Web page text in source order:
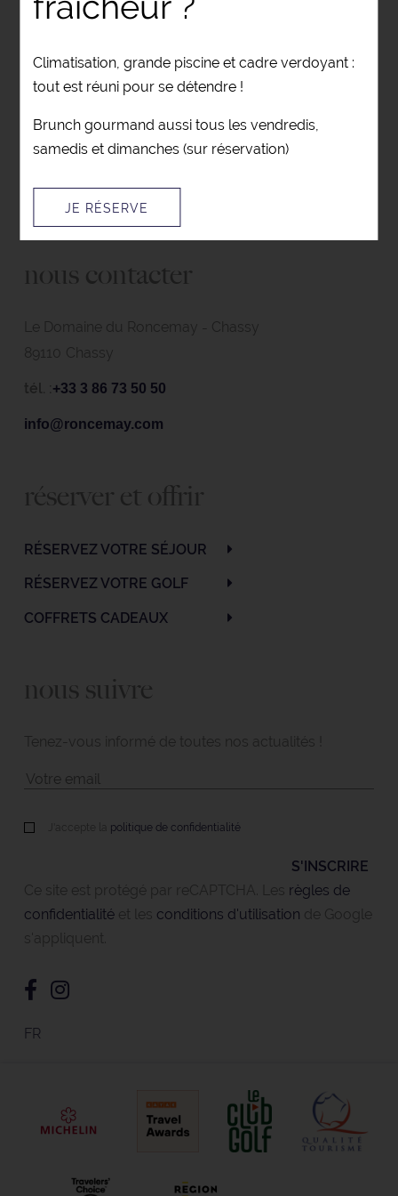
nous contacter
Le Domaine du Roncemay
Chassy
89110
Chassy
tél. : +33 3 86 73 50 50
info@roncemay.com
réserver et offrir
RÉSERVEZ VOTRE SÉJOUR
RÉSERVEZ VOTRE GOLF
COFFRETS CADEAUX
nous suivre
Tenez-vous informé de toutes nos actualités !
politique de confidentialité
Ce site est protégé par reCAPTCHA. Les règles de
confidentialitéet les conditions d'utilisation de Google
s'appliquent.
FR
Climatisation, grande piscine et cadre verdoyant :
tout est réuni pour se détendre !
Brunch gourmand aussi tous les vendredis,
samedis et dimanches (sur réservation)
JE RÉSERVE